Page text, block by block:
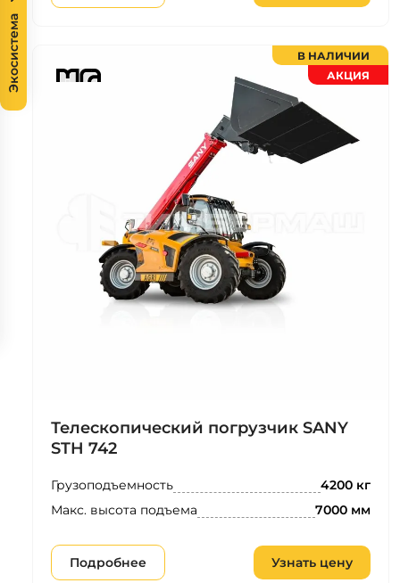
В НАЛИЧИИ
АКЦИЯ
Телескопический погрузчик SANY
STH 742
Грузоподъемность 4200 кг
Макс. высота подъема 7000 мм
Подробнее Узнать цену
Экосистема